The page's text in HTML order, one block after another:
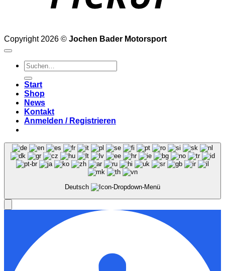
Copyright 2026 © Jochen Bader Motorsport
Suchen
nach:
Start
Shop
News
Kontakt
Anmelden / Registrieren
Deutsch